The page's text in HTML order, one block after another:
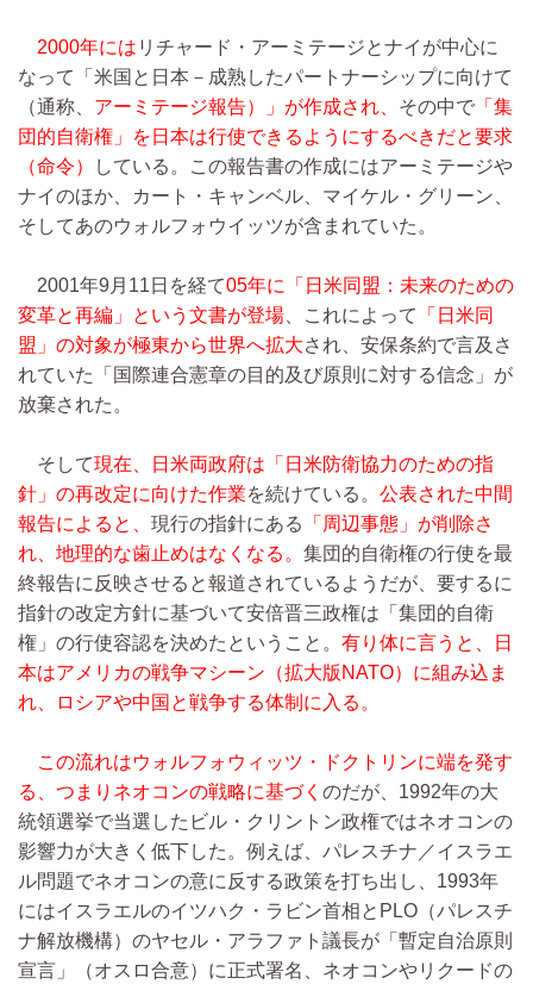
2000年には リチャード・アーミテージとナイが中心に
なって「米国と日本－成熟したパートナーシップに向けて
（通称、 アーミテージ報告）」が作成され、 その中で 「集
団的自衛権」を日本は行使できるようにするべきだと要求
（命令）
している。この報告書の作成にはアーミテージや
ナイのほか、カート・キャンベル、マイケル・グリーン、
そしてあのウォルフォウイッツが含まれていた。
2001年9月11日を経て05年に「日米同盟：未来のための
変革と再編」という文書が登場 、これによって
「日米同
盟」の対象が極東から世界へ拡大され、安保条約で言及さ
れていた「国際連合憲章の目的及び原則に対する信念」が
放棄された。
そして現在、日米両政府は「日米防衛協力のための指
針」の再改定に向けた作業を続けている。 公表された中間
報告によると、 現行の指針にある
「周辺事態」が削除さ
れ、地理的な歯止めはなくなる。 集団的自衛権の行使を最
終報告に反映させると報道されているようだが、要するに
指針の改定方針に基づいて安倍晋三政権は「集団的自衛
権」の行使容認を決めたということ。 有り体に言うと、日
本はアメリカの戦争マシーン（拡大版NATO）に組み込ま
れ、ロシアや中国と戦争する体制に入る。
この流れはウォルフォウィッツ・ドクトリンに端を発す
る、つまりネオコンの戦略に基づく のだが、1992年の大
統領選挙で当選したビル・クリントン政権ではネオコンの
影響力が大きく低下した。例えば、パレスチナ／イスラエ
ル問題でネオコンの意に反する政策を打ち出し、1993年
にはイスラエルのイツハク・ラビン首相とPLO（パレスチ
ナ解放機構）のヤセル・アラファト議長が「暫定自治原則
宣言」（オスロ合意）に正式署名、ネオコンやリクードの